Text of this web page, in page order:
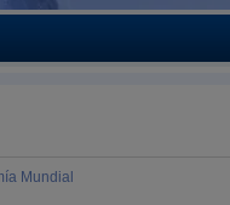
Mundial